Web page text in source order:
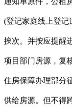
(登记家庭线上登记
挨次。并按应提醒
项目部门房源，复
住房保障办理部分
供给房源。但不得